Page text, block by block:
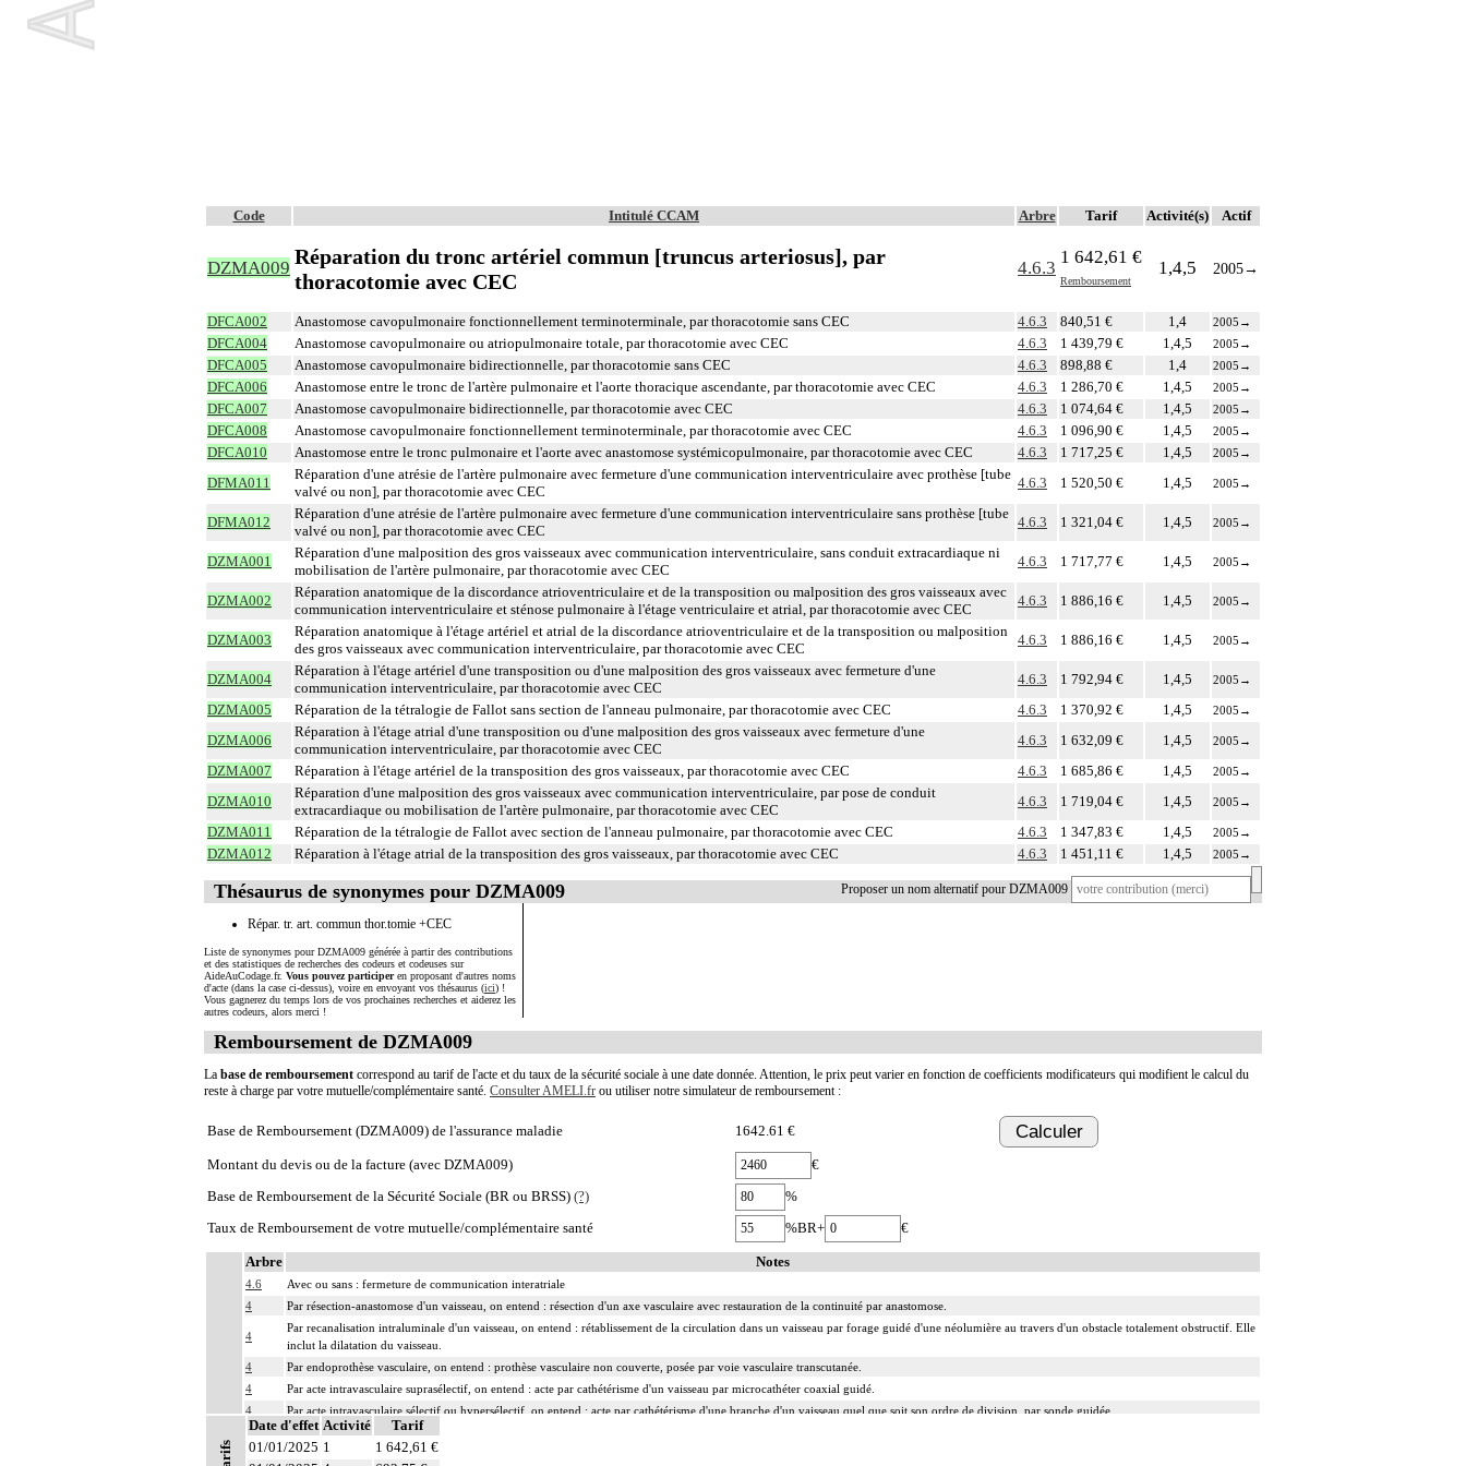
Code Intitulé CCAM Arbre Tarif Activité(s) Actif
DZMA009 Réparation du tronc artériel commun [truncus arteriosus], par
thoracotomie avec CEC
4.6.3
1 642,61 €
Remboursement
1,4,5 2005→
DFCA002 Anastomose cavopulmonaire fonctionnellement terminoterminale, par thoracotomie sans CEC 4.6.3 840,51 € 1,4 2005 →
DFCA004 Anastomose cavopulmonaire ou atriopulmonaire totale, par thoracotomie avec CEC 4.6.3 1 439,79 € 1,4,5 2005 →
DFCA005 Anastomose cavopulmonaire bidirectionnelle, par thoracotomie sans CEC 4.6.3 898,88 € 1,4 2005 →
DFCA006 Anastomose entre le tronc de l'artère pulmonaire et l'aorte thoracique ascendante, par thoracotomie avec CEC 4.6.3 1 286,70 € 1,4,5 2005 →
DFCA007 Anastomose cavopulmonaire bidirectionnelle, par thoracotomie avec CEC 4.6.3 1 074,64 € 1,4,5 2005 →
DFCA008 Anastomose cavopulmonaire fonctionnellement terminoterminale, par thoracotomie avec CEC 4.6.3 1 096,90 € 1,4,5 2005 →
DFCA010 Anastomose entre le tronc pulmonaire et l'aorte avec anastomose systémicopulmonaire, par thoracotomie avec CEC 4.6.3 1 717,25 € 1,4,5 2005 →
DFMA011
Réparation d'une atrésie de l'artère pulmonaire avec fermeture d'une communication interventriculaire avec prothèse [tube
valvé ou non], par thoracotomie avec CEC
4.6.3 1 520,50 € 1,4,5 2005 →
DFMA012
Réparation d'une atrésie de l'artère pulmonaire avec fermeture d'une communication interventriculaire sans prothèse [tube
valvé ou non], par thoracotomie avec CEC
4.6.3 1 321,04 € 1,4,5 2005 →
DZMA001
Réparation d'une malposition des gros vaisseaux avec communication interventriculaire, sans conduit extracardiaque ni
mobilisation de l'artère pulmonaire, par thoracotomie avec CEC
4.6.3 1 717,77 € 1,4,5 2005 →
DZMA002
Réparation anatomique de la discordance atrioventriculaire et de la transposition ou malposition des gros vaisseaux avec
communication interventriculaire et sténose pulmonaire à l'étage ventriculaire et atrial, par thoracotomie avec CEC
4.6.3 1 886,16 € 1,4,5 2005 →
DZMA003
Réparation anatomique à l'étage artériel et atrial de la discordance atrioventriculaire et de la transposition ou malposition
des gros vaisseaux avec communication interventriculaire, par thoracotomie avec CEC
4.6.3 1 886,16 € 1,4,5 2005 →
DZMA004
Réparation à l'étage artériel d'une transposition ou d'une malposition des gros vaisseaux avec fermeture d'une
communication interventriculaire, par thoracotomie avec CEC
4.6.3 1 792,94 € 1,4,5 2005 →
DZMA005 Réparation de la tétralogie de Fallot sans section de l'anneau pulmonaire, par thoracotomie avec CEC 4.6.3 1 370,92 € 1,4,5 2005 →
DZMA006
Réparation à l'étage atrial d'une transposition ou d'une malposition des gros vaisseaux avec fermeture d'une
communication interventriculaire, par thoracotomie avec CEC
4.6.3 1 632,09 € 1,4,5 2005 →
DZMA007 Réparation à l'étage artériel de la transposition des gros vaisseaux, par thoracotomie avec CEC 4.6.3 1 685,86 € 1,4,5 2005 →
DZMA010
Réparation d'une malposition des gros vaisseaux avec communication interventriculaire, par pose de conduit
extracardiaque ou mobilisation de l'artère pulmonaire, par thoracotomie avec CEC
4.6.3 1 719,04 € 1,4,5 2005 →
DZMA011 Réparation de la tétralogie de Fallot avec section de l'anneau pulmonaire, par thoracotomie avec CEC 4.6.3 1 347,83 € 1,4,5 2005 →
DZMA012 Réparation à l'étage atrial de la transposition des gros vaisseaux, par thoracotomie avec CEC 4.6.3 1 451,11 € 1,4,5 2005 →
Proposer un nom alternatif pour DZMA009
Thésaurus de synonymes pour DZMA009
Répar. tr. art. commun thor.tomie +CEC
Liste de synonymes pour DZMA009 générée à partir des contributions
et des statistiques de recherches des codeurs et codeuses sur
AideAuCodage.fr. Vous pouvez participeren proposant d'autres noms
d'acte (dans la case ci-dessus), voire en envoyant vos thésaurus (ici) !
Vous gagnerez du temps lors de vos prochaines recherches et aiderez les
autres codeurs, alors merci !
Remboursement de DZMA009
La base de remboursement correspond au tarif de l'acte et du taux de la sécurité sociale à une date donnée. Attention, le prix peut varier en fonction de coefficients modificateurs qui modifient le calcul du
reste à charge par votre mutuelle/complémentaire santé. Consulter AMELI.fr ou utiliser notre simulateur de remboursement :
Base de Remboursement (DZMA009) de l'assurance maladie 1642.61 € Calculer
Montant du devis ou de la facture (avec DZMA009)
€
Base de Remboursement de la Sécurité Sociale (BR ou BRSS) (?)
%
Taux de Remboursement de votre mutuelle/complémentaire santé
%BR+ €
Arbre Notes
4.6
Avec ou sans : fermeture de communication interatriale
4
Par résection-anastomose d'un vaisseau, on entend : résection d'un axe vasculaire avec restauration de la continuité par anastomose.
4
Par recanalisation intraluminale d'un vaisseau, on entend : rétablissement de la circulation dans un vaisseau par forage guidé d'une néolumière au travers d'un obstacle totalement obstructif. Elle
inclut la dilatation du vaisseau.
4
Par endoprothèse vasculaire, on entend : prothèse vasculaire non couverte, posée par voie vasculaire transcutanée.
4
Par acte intravasculaire suprasélectif, on entend : acte par cathétérisme d'un vaisseau par microcathéter coaxial guidé.
4
Par acte intravasculaire sélectif ou hypersélectif, on entend : acte par cathétérisme d'une branche d'un vaisseau quel que soit son ordre de division, par sonde guidée.
4
Par acte intravasculaire global, on entend : acte par cathétérisme du tronc d'un vaisseau principal - aorte, veine cave - par sonde guidée.
4
Par acte, par injection intravasculaire transcutanée, on entend : acte par injection transcutanée directe dans un vaisseau, sans cathétérisme guidé.
Tarifs
Date d'effet Activité
Tarif
01/01/2025 1
1 642,61 €